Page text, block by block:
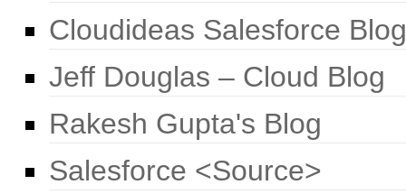
Cloudideas Salesforce Blog
Jeff Douglas – Cloud Blog
Rakesh Gupta's Blog
Salesforce <Source>